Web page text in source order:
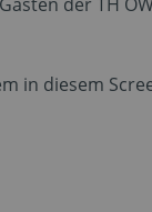
in diesem